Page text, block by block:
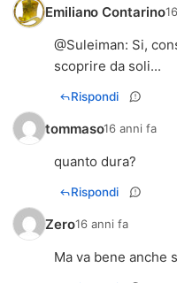
Emiliano Contarino
@Suleiman: Si,
scoprire da soli...
Rispondi
tommaso16 anni fa
quanto dura?
Rispondi
Zero16 anni fa
Ma va bene anche